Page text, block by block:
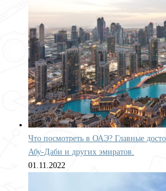
Что посмотреть в ОАЭ? Главные
Абу-Даби и других эмиратов.
01.11.2022